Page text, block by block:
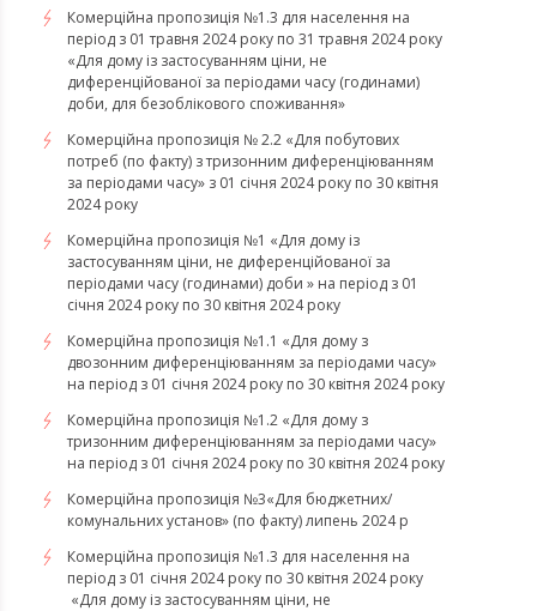
Комерційна пропозиція №1.3 для населення на
період з 01 травня 2024 року по 31 травня 2024 року
«Для дому із застосуванням ціни, не
диференційованої за періодами часу (годинами)
доби, для безоблікового споживання»
Комерційна пропозиція № 2.2 «Для побутових
потреб (по факту) з тризонним диференціюванням
за періодами часу» з 01 січня 2024 року по 30 квітня
2024 року
Комерційна пропозиція №1 «Для дому із
застосуванням ціни, не диференційованої за
періодами часу (годинами) доби » на період з 01
січня 2024 року по 30 квітня 2024 року
Комерційна пропозиція №1.1 «Для дому з
двозонним диференціюванням за періодами часу»
на період з 01 січня 2024 року по 30 квітня 2024 року
Комерційна пропозиція №1.2 «Для дому з
тризонним диференціюванням за періодами часу»
на період з 01 січня 2024 року по 30 квітня 2024 року
Комерційна пропозиція №3«Для бюджетних/
комунальних установ» (по факту) липень 2024 р
Комерційна пропозиція №1.3 для населення на
період з 01 січня 2024 року по 30 квітня 2024 року
«Для дому із застосуванням ціни, не